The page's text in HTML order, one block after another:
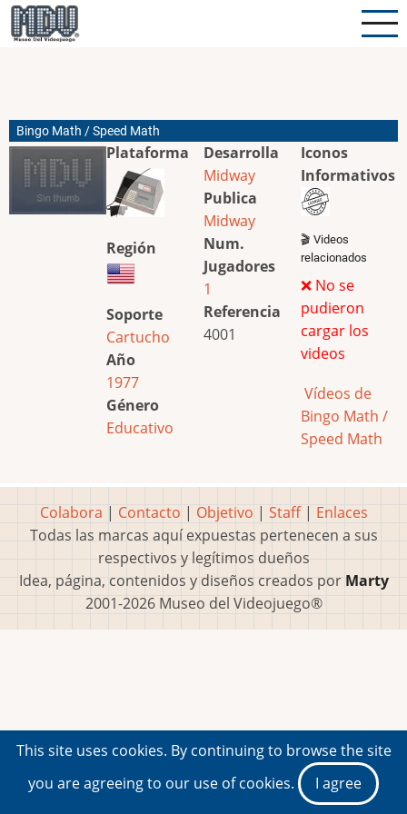
Pasar
al
Bingo Math / Speed Math
Plataforma
Región
Soporte
Cartucho
Año
1977
Género
Educativo
Desarrolla
Midway
Publica
Midway
Num.
Jugadores
1
Referencia
4001
Iconos
Informativos
🎬 Videos
relacionados
❌ No se
pudieron
cargar los
videos
Vídeos de
Bingo Math /
Speed Math
Colabora | Contacto | Objetivo | Staff| Enlaces
Todas las marcas aquí expuestas pertenecen a sus
respectivos y legítimos dueños
Idea, página, contenidos y diseños creados por Marty
2001-2026 Museo del Videojuego®
This site uses cookies. By continuing to browse the site
you are agreeing to our use of cookies.
I agree